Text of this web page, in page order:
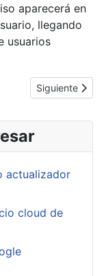
aparecerá en
llegando
usuarios
Artículo
Siguiente
actualizador
cloud de